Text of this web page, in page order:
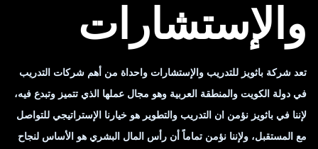
والإستشارات
تعد شركة باثويز للتدريب والإستشارات واحداة من أهم شركات التدريب
في دولة الكويت والمنطقة العربية وهو مجال عملها الذي تتميز وتبدع فيه،
لإننا في باثويز نؤمن ان التدريب والتطوير هو خيارنا الإستراتيجي للتواصل
مع المستقبل، ولإننا نؤمن تماماً أن رأس المال البشري هو الأساس لنجاح